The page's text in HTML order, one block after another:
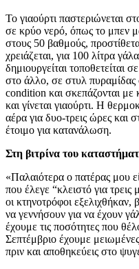
Το γιαούρτι παστεριώνεται
σε κρύο νερό, όπως το μπεν
στους 50 βαθμούς,
χρειάζεται, για 100 λίτρα
δημιουργείται τοποθετείται
στο άλλο, σε στυλ πυραμίδας
condition και σκεπάζονται με
και γίνεται γιαούρτι. Η
αέρα για δυο-τρεις ώρες και
έτοιμο για κατανάλωση.
Στη βιτρίνα του
«Παλαιότερα ο πατέρας μου
που έλεγε “κλειστό για
οι κτηνοτρόφοι
να γεννήσουν για να έχουν
έχουμε τις ποσότητες που
Σεπτέμβριο έχουμε
πριν και αποθηκεύεις στο